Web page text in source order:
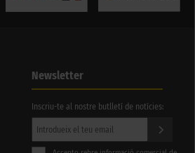
Newsletter
Inscriu-te al nostre butlletí de notícies: